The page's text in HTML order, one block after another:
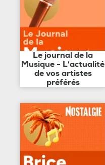
Le journal de la
Musique - L'actualité
de vos artistes
préférés